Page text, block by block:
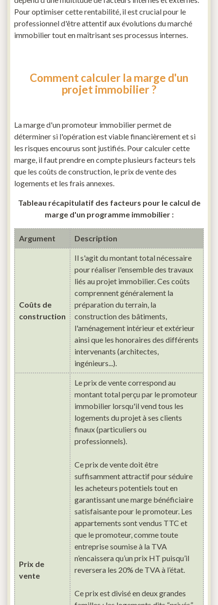
Pour optimiser cette rentabilité, il est crucial pour le
professionnel d'être attentif aux évolutions du marché
immobilier tout en maîtrisant ses processus internes.
Comment calculer la marge d'un
projet immobilier ?
La marge d'un promoteur immobilier permet de
déterminer si l'opération est viable financièrement et si
les risques encourus sont justifiés. Pour calculer cette
marge, il faut prendre en compte plusieurs facteurs tels
que les coûts de construction, le prix de vente des
logements et les frais annexes.
Tableau récapitulatif des facteurs pour le calcul de
marge d'un programme immobilier :
Argument Description
Coûts de
construction
Il s'agit du montant total nécessaire
pour réaliser l'ensemble des travaux
liés au projet immobilier. Ces coûts
comprennent généralement la
préparation du terrain, la
construction des bâtiments,
l'aménagement intérieur et extérieur
ainsi que les honoraires des différents
intervenants (architectes,
ingénieurs...).
Prix de
vente
Le prix de vente correspond au
montant total perçu par le promoteur
immobilier lorsqu'il vend tous les
logements du projet à ses clients
finaux (particuliers ou
professionnels).
Ce prix de vente doit être
suffisamment attractif pour séduire
les acheteurs potentiels tout en
garantissant une marge bénéficiaire
satisfaisante pour le promoteur. Les
appartements sont vendus TTC et
que le promoteur, comme toute
entreprise soumise à la TVA
n’encaissera qu’un prix HT puisqu’il
reversera les 20% de TVA à l’état.
Ce prix est divisé en deux grandes